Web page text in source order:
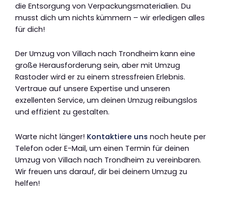
die Entsorgung von Verpackungsmaterialien. Du
musst dich um nichts kümmern – wir erledigen alles
für dich!
Der Umzug von Villach nach Trondheim kann eine
große Herausforderung sein, aber mit Umzug
Rastoder wird er zu einem stressfreien Erlebnis.
Vertraue auf unsere Expertise und unseren
exzellenten Service, um deinen Umzug reibungslos
und effizient zu gestalten.
Warte nicht länger! Kontaktiere uns noch heute per
Telefon oder E-Mail, um einen Termin für deinen
Umzug von Villach nach Trondheim zu vereinbaren.
Wir freuen uns darauf, dir bei deinem Umzug zu
helfen!